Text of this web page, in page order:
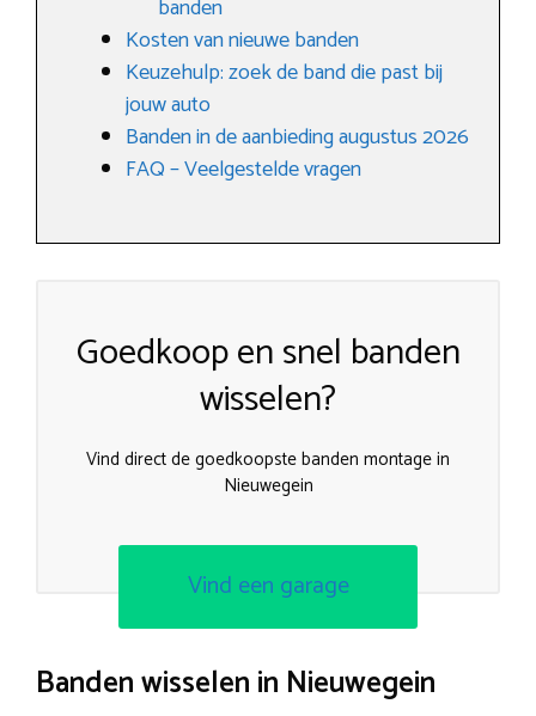
banden
Kosten van nieuwe banden
Keuzehulp: zoek de band die past bij
jouw auto
Banden in de aanbieding augustus 2026
FAQ – Veelgestelde vragen
Goedkoop en snel banden
wisselen?
Vind direct de goedkoopste banden montage in
Nieuwegein
Vind een garage
Banden wisselen in Nieuwegein